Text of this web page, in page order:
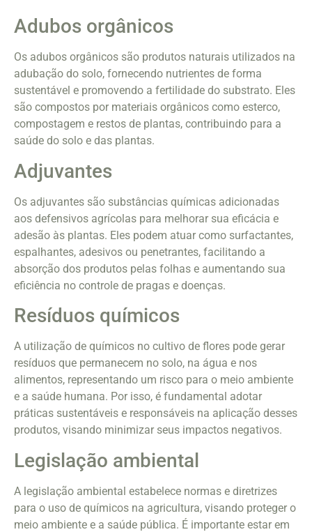
Adubos orgânicos
Os adubos orgânicos são produtos naturais utilizados na
adubação do solo, fornecendo nutrientes de forma
sustentável e promovendo a fertilidade do substrato. Eles
são compostos por materiais orgânicos como esterco,
compostagem e restos de plantas, contribuindo para a
saúde do solo e das plantas.
Adjuvantes
Os adjuvantes são substâncias químicas adicionadas
aos defensivos agrícolas para melhorar sua eficácia e
adesão às plantas. Eles podem atuar como surfactantes,
espalhantes, adesivos ou penetrantes, facilitando a
absorção dos produtos pelas folhas e aumentando sua
eficiência no controle de pragas e doenças.
Resíduos químicos
A utilização de químicos no cultivo de flores pode gerar
resíduos que permanecem no solo, na água e nos
alimentos, representando um risco para o meio ambiente
e a saúde humana. Por isso, é fundamental adotar
práticas sustentáveis e responsáveis na aplicação desses
produtos, visando minimizar seus impactos negativos.
Legislação ambiental
A legislação ambiental estabelece normas e diretrizes
para o uso de químicos na agricultura, visando proteger o
meio ambiente e a saúde pública. É importante estar em